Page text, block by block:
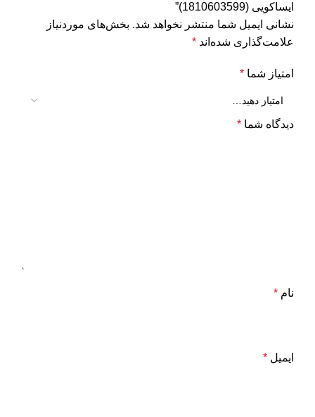
ایساکویی (1810603599)”
نشانی ایمیل شما منتشر نخواهد شد. بخش‌های موردنیاز
علامت‌گذاری شده‌اند *
امتیاز شما *
دیدگاه شما *
نام *
ایمیل *